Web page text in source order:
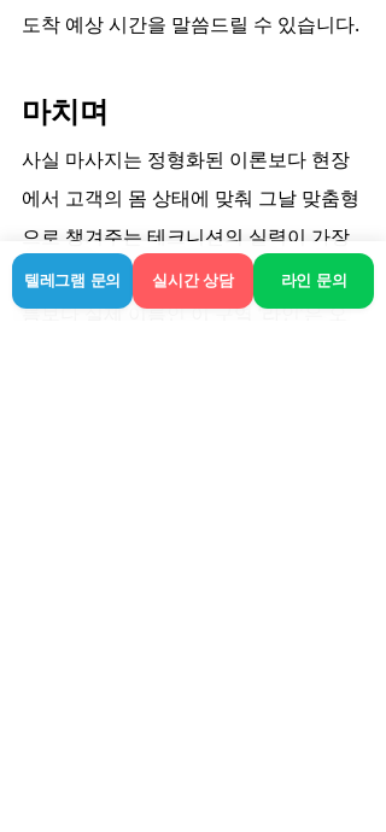
도착 예상 시간을 말씀드릴 수 있습니다.
마치며
사실 마사지는 정형화된 이론보다 현장
에서 고객의 몸 상태에 맞춰 그날 맞춤형
으로 챙겨주는 테크니션의 실력이 가장
중요합니다. 플라워라 불리는 거창한 이
름보다 실제 이름인 이 구역 ‘라인’은 오
텔레그램 문의 실시간 상담 라인 문의